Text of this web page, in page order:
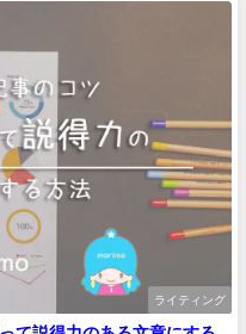
ライティング